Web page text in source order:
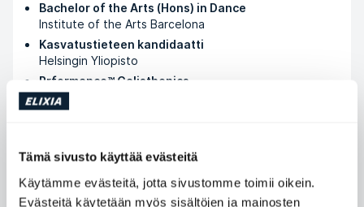
Tämä sivusto käyttää evästeitä
Käytämme evästeitä, jotta sivustomme toimii oikein.
Evästeitä käytetään myös sisältöjen ja mainosten
Bachelor of the Arts (Hons) in Dance
Institute of the Arts Barcelona
Kasvatustieteen kandidaatti
Helsingin Yliopisto
Prformance™ Calisthenics
SATS Elixia
Osta tapaamisia